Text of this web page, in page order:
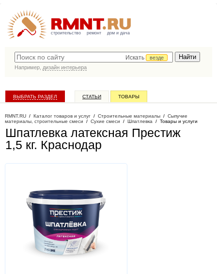
строительство ремонт дом и дача
Искать
везде
Например, дизайн интерьера
ВЫБРАТЬ РАЗДЕЛ СТАТЬИ ТОВАРЫ
RMNT.RU / Каталог товаров и услуг / Строительные материалы / Сыпучие
материалы, строительные смеси / Сухие смеси / Шпатлевка / Товары и услуги
Шпатлевка латексная Престиж
1,5 кг. Краснодар